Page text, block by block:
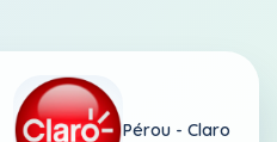
Pérou - Claro